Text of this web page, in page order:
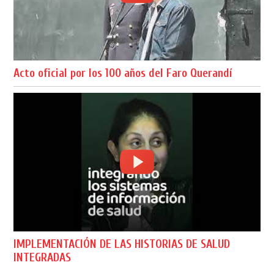
Acto oficial por los 100 años del Faro Querandí
IMPLEMENTACIÓN DE LAS HISTORIAS DE SALUD
INTEGRADAS